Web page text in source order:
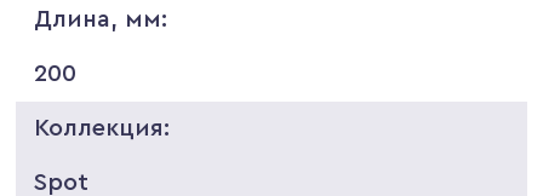
Длина, мм:
200
Коллекция:
Spot